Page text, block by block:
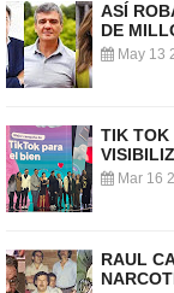
ASÍ
DE
May 13
TIK TOK
Mar 16
RAUL